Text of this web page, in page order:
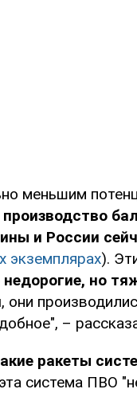
меньшим
и России
экземплярах).
но
–
ракеты
система ПВО